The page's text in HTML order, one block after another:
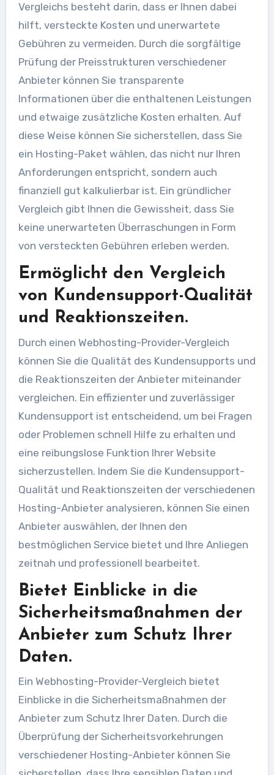
Vergleichs besteht darin, dass er Ihnen dabei
hilft, versteckte Kosten und unerwartete
Gebühren zu vermeiden. Durch die sorgfältige
Prüfung der Preisstrukturen verschiedener
Anbieter können Sie transparente
Informationen über die enthaltenen Leistungen
und etwaige zusätzliche Kosten erhalten. Auf
diese Weise können Sie sicherstellen, dass Sie
ein Hosting-Paket wählen, das nicht nur Ihren
Anforderungen entspricht, sondern auch
finanziell gut kalkulierbar ist. Ein gründlicher
Vergleich gibt Ihnen die Gewissheit, dass Sie
keine unerwarteten Überraschungen in Form
von versteckten Gebühren erleben werden.
Ermöglicht den Vergleich
von Kundensupport-Qualität
und Reaktionszeiten.
Durch einen Webhosting-Provider-Vergleich
können Sie die Qualität des Kundensupports und
die Reaktionszeiten der Anbieter miteinander
vergleichen. Ein effizienter und zuverlässiger
Kundensupport ist entscheidend, um bei Fragen
oder Problemen schnell Hilfe zu erhalten und
eine reibungslose Funktion Ihrer Website
sicherzustellen. Indem Sie die Kundensupport-
Qualität und Reaktionszeiten der verschiedenen
Hosting-Anbieter analysieren, können Sie einen
Anbieter auswählen, der Ihnen den
bestmöglichen Service bietet und Ihre Anliegen
zeitnah und professionell bearbeitet.
Bietet Einblicke in die
Sicherheitsmaßnahmen der
Anbieter zum Schutz Ihrer
Daten.
Ein Webhosting-Provider-Vergleich bietet
Einblicke in die Sicherheitsmaßnahmen der
Anbieter zum Schutz Ihrer Daten. Durch die
Überprüfung der Sicherheitsvorkehrungen
verschiedener Hosting-Anbieter können Sie